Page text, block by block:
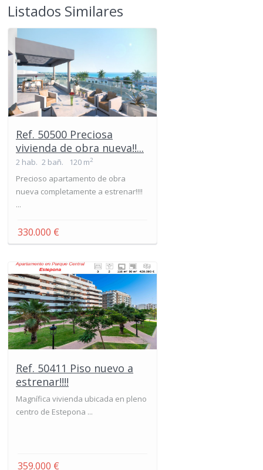
Listados Similares
Ref. 50500 Preciosa
vivienda de obra nueva!!...
2 hab. 2 bañ. 120 m2
Precioso apartamento de obra
nueva completamente a estrenar!!!!
...
330.000 €
Ref. 50411 Piso nuevo a
estrenar!!!!
Magnífica vivienda ubicada en pleno
centro de Estepona ...
359.000 €